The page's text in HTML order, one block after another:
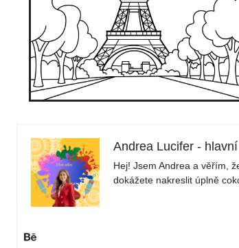
Andrea Lucifer -
Hej! Jsem Andrea a věřím,
dokážete nakreslit úplně